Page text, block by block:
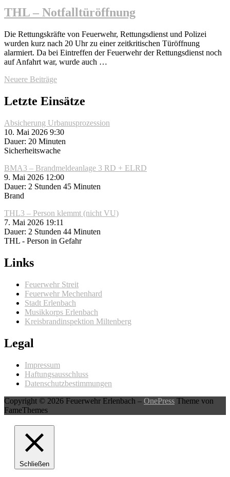
THL – Notfalltüröffnung
Die Rettungskräfte von Feuerwehr, Rettungsdienst und Polizei
wurden kurz nach 20 Uhr zu einer zeitkritischen Türöffnung
alarmiert. Da bei Eintreffen der Feuerwehr der Rettungsdienst noch
auf Anfahrt war, wurde auch …
Beitragsnavigation
Neuere Beiträge
Letzte Einsätze
Absicherung Urbanusprozession
10. Mai 2026 9:30
Dauer: 20 Minuten
Sicherheitswache
BMA3 – Brandmeldeanlage 3 RD + ELRD
9. Mai 2026 12:00
Dauer: 2 Stunden 45 Minuten
Brand
THL3 – Person klemmt (nicht VU)
7. Mai 2026 19:11
Dauer: 2 Stunden 44 Minuten
THL - Person in Gefahr
Links
Feuerwehr Streit
Feuerwehr Mechenhard
Stadt Erlenbach
Musikkorps Erlenbach
Kreisbrandinspektion Miltenberg
Legal
Impressum
Haftungsausschluss
Datenschutzbestimmungen
Copyright © 2026 Feuerwehr Erlenbach – OnePress Theme von
FameThemes
Schließen